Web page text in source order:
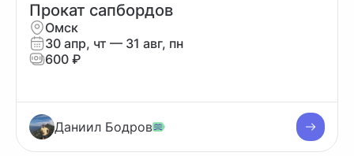
Прокат сапбордов
Омск
30 апр, чт — 31 авг, пн
600 ₽
Даниил Бодров